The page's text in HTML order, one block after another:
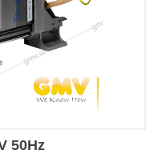
50Hz